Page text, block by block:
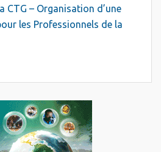
CTG – Organisation d’une
les Professionnels de la